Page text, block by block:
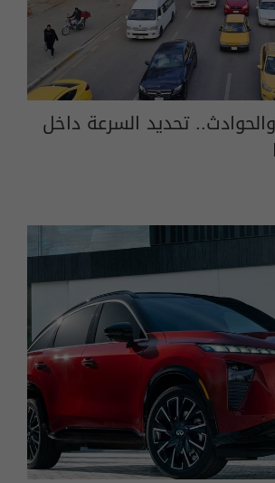
تحديد السرعة داخل